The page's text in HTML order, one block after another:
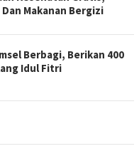
Makanan Bergizi
Berbagi, Berikan 400
Idul Fitri